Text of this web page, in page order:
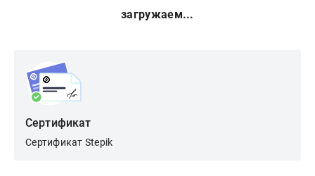
загружаем...
Сертификат
Сертификат Stepik